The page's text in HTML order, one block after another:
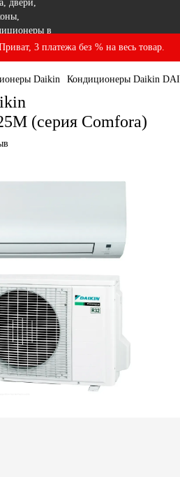
3 платежа без % на весь товар.
Daikin Кондиционеры Daikin
(серия Comfora)